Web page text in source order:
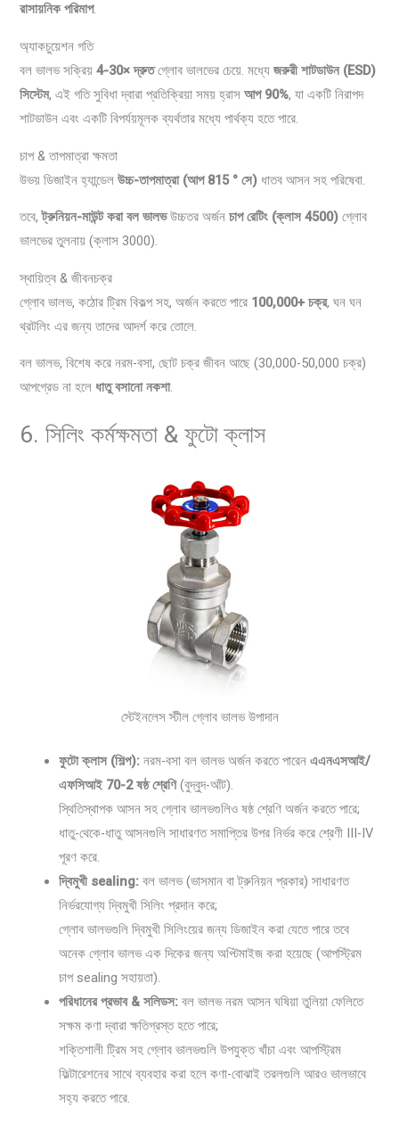
রাসায়নিক পরিমাপ.
অ্যাকচুয়েশন গতি
বল ভালভ সক্রিয়4-30× দ্রুতগ্লোব ভালভের চেয়ে. মধ্যেজরুরী শাটডাউন (ESD)
সিস্টেম, এই গতি সুবিধা দ্বারা প্রতিক্রিয়া সময় হ্রাসআপ 90%, যা একটি নিরাপদ
শাটডাউন এবং একটি বিপর্যয়মূলক ব্যর্থতার মধ্যে পার্থক্য হতে পারে.
চাপ & তাপমাত্রা ক্ষমতা
উভয় ডিজাইন হ্যান্ডেলউচ্চ-তাপমাত্রা (আপ 815 ° সে) ধাতব আসন সহ পরিষেবা.
তবে,ট্রুনিয়ন-মাউন্ট করা বল ভালভউচ্চতর অর্জনচাপ রেটিং (ক্লাস 4500) গ্লোব
ভালভের তুলনায় (ক্লাস 3000).
স্থায়িত্ব & জীবনচক্র
গ্লোব ভালভ, কঠোর ট্রিম বিকল্প সহ, অর্জন করতে পারে 100,000+ চক্র, ঘন ঘন
থ্রটলিং এর জন্য তাদের আদর্শ করে তোলে.
বল ভালভ, বিশেষ করে নরম-বসা, ছোট চক্র জীবন আছে (30,000-50,000 চক্র)
আপগ্রেড না হলেধাতু বসানো নকশা.
6. সিলিং কর্মক্ষমতা & ফুটো ক্লাস
স্টেইনলেস স্টীল গ্লোব ভালভ উপাদান
ফুটো ক্লাস (শিল্প): নরম-বসা বল ভালভ অর্জন করতে পারেনএএনএসআই/
এফসিআই 70-2 ষষ্ঠ শ্রেণি(বুদ্বুদ-আঁট).
স্থিতিস্থাপক আসন সহ গ্লোব ভালভগুলিও ষষ্ঠ শ্রেণি অর্জন করতে পারে;
ধাতু-থেকে-ধাতু আসনগুলি সাধারণত সমাপ্তির উপর নির্ভর করে শ্রেণী III-IV
পূরণ করে.
দ্বিমুখী sealing: বল ভালভ (ভাসমান বা ট্রুনিয়ন প্রকার) সাধারণত
নির্ভরযোগ্য দ্বিমুখী সিলিং প্রদান করে;
গ্লোব ভালভগুলি দ্বিমুখী সিলিংয়ের জন্য ডিজাইন করা যেতে পারে তবে
অনেক গ্লোব ভালভ এক দিকের জন্য অপ্টিমাইজ করা হয়েছে (আপস্ট্রিম
চাপ sealing সহায়তা).
পরিধানের প্রভাব & সলিডস: বল ভালভ নরম আসন ঘষিয়া তুলিয়া ফেলিতে
সক্ষম কণা দ্বারা ক্ষতিগ্রস্ত হতে পারে;
শক্তিশালী ট্রিম সহ গ্লোব ভালভগুলি উপযুক্ত খাঁচা এবং আপস্ট্রিম
ফিল্টারেশনের সাথে ব্যবহার করা হলে কণা-বোঝাই তরলগুলি আরও ভালভাবে
সহ্য করতে পারে.